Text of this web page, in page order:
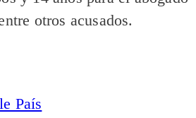
otros acusados.
País